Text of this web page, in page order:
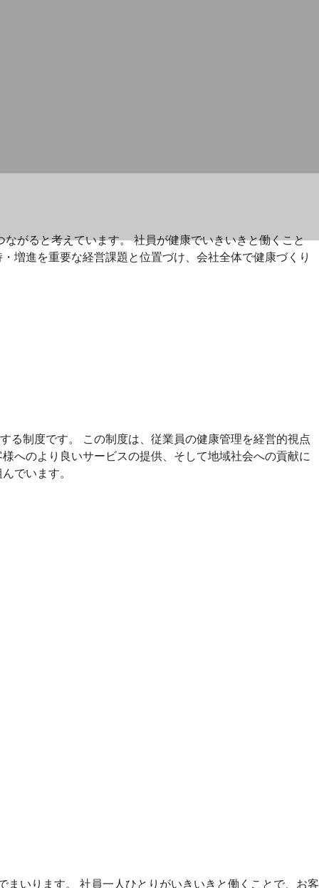
がると考えています。 社員が健康でいきいきと働くこと
増進を重要な経営課題と位置づけ、会社全体で健康づくり
る制度です。 この制度は、従業員の健康管理を経営的視点
へのより良いサービスの提供、そして地域社会への貢献に
でいます。
いります。 社員一人ひとりがいきいきと働くことで、お客